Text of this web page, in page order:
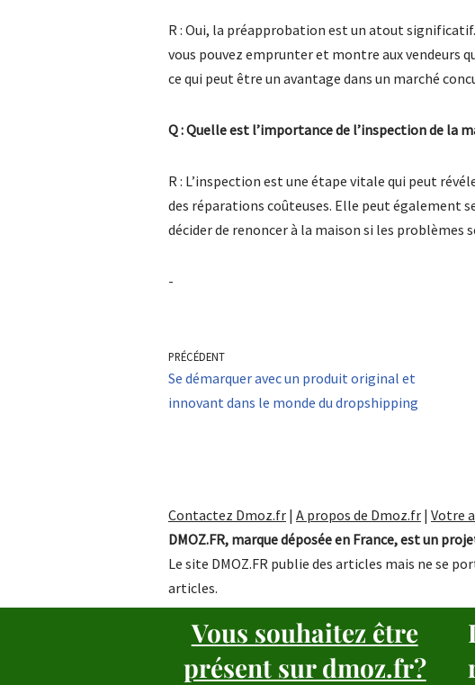
R : Oui, la préapprobation est un atout significatif.
vous pouvez emprunter et montre aux vendeurs
ce qui peut être un avantage dans un marché
Q : Quelle est l’importance de l’inspection de la
R : L’inspection est une étape vitale qui peut
des réparations coûteuses. Elle peut également
décider de renoncer à la maison si les
-
PRÉCÉDENT
Se démarquer avec un produit original et
innovant dans le monde du dropshipping
Contactez Dmoz.fr | A propos de Dmoz.fr | Votre
DMOZ.FR, marque déposée en France, est un
Le site DMOZ.FR publie des articles mais ne se
articles.
Vous souhaitez être
présent sur dmoz.fr?